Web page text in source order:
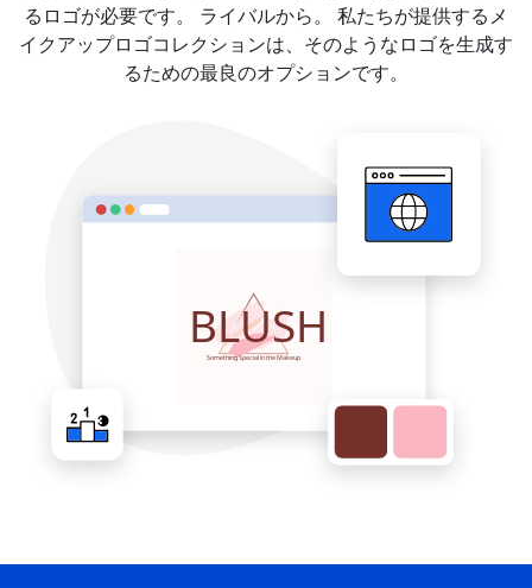
るロゴが必要です。 ライバルから。 私たちが提供するメ
イクアップロゴコレクションは、そのようなロゴを生成す
るための最良のオプションです。